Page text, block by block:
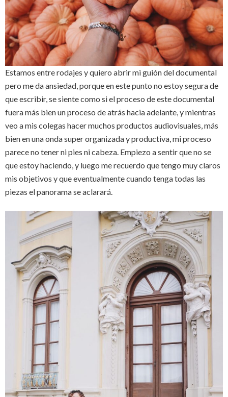
Estamos entre rodajes y quiero abrir mi guión del documental
pero me da ansiedad, porque en este punto no estoy segura de
que escribir, se siente como si el proceso de este documental
fuera más bien un proceso de atrás hacia adelante, y mientras
veo a mis colegas hacer muchos productos audiovisuales, más
bien en una onda super organizada y productiva, mi proceso
parece no tener ni pies ni cabeza. Empiezo a sentir que no se
que estoy haciendo, y luego me recuerdo que tengo muy claros
mis objetivos y que eventualmente cuando tenga todas las
piezas el panorama se aclarará.